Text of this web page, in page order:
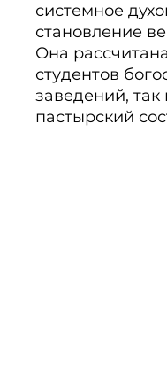
системное
становление
Она
студентов
заведений, так
пастырский